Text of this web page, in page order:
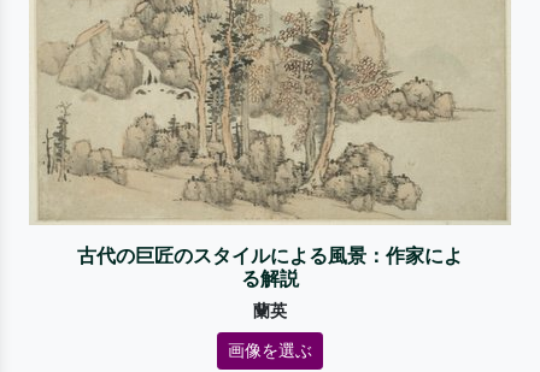
古代の巨匠のスタイルによる風景：作家によ
る解説
蘭英
画像を選ぶ